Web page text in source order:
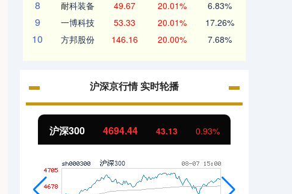
8 耐科装备 49.67 20.01% 6.83%
9 一博科技 53.33 20.01% 17.26%
10 方邦股份 146.16 20.00% 7.68%
沪深京行情 实时轮播
沪深300 4694.44 43.13 0.93%